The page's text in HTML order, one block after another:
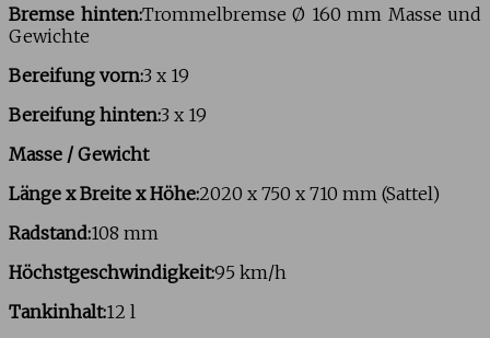
Bremse hinten:Trommelbremse Ø 160 mm Masse und
Gewichte
Bereifung vorn:3 x 19
Bereifung hinten:3 x 19
Masse / Gewicht
Länge x Breite x Höhe:2020 x 750 x 710 mm (Sattel)
Radstand:108 mm
Höchstgeschwindigkeit:95 km/h
Tankinhalt:12 l